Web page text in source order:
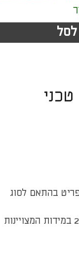
בהתאם לסוג